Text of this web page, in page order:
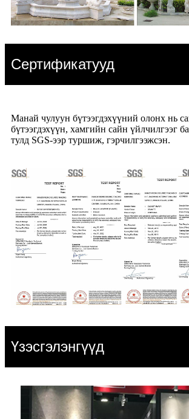
Сертификатууд
Манай чулуун бүтээгдэхүүний олонх нь
бүтээгдэхүүн, хамгийн сайн үйлчилгээг
тулд SGS-ээр туршиж, гэрчилгээжсэн.
Үзэсгэлэнгүүд